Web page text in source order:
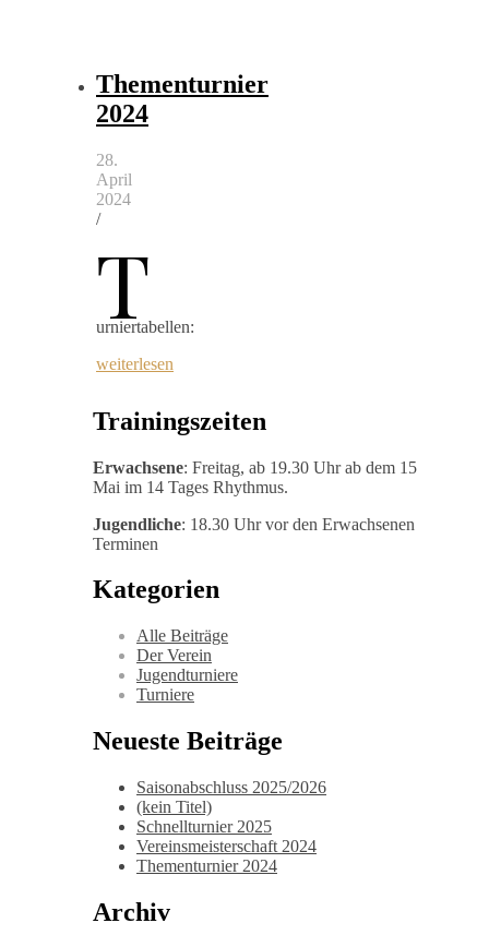
Thementurnier
2024
28.
April
2024
/
T
urniertabellen:
weiterlesen
Trainingszeiten
Erwachsene: Freitag, ab 19.30 Uhr ab dem 15
Mai im 14 Tages Rhythmus.
Jugendliche: 18.30 Uhr vor den Erwachsenen
Terminen
Kategorien
Alle Beiträge
Der Verein
Jugendturniere
Turniere
Neueste Beiträge
Saisonabschluss 2025/2026
(kein Titel)
Schnellturnier 2025
Vereinsmeisterschaft 2024
Thementurnier 2024
Archiv